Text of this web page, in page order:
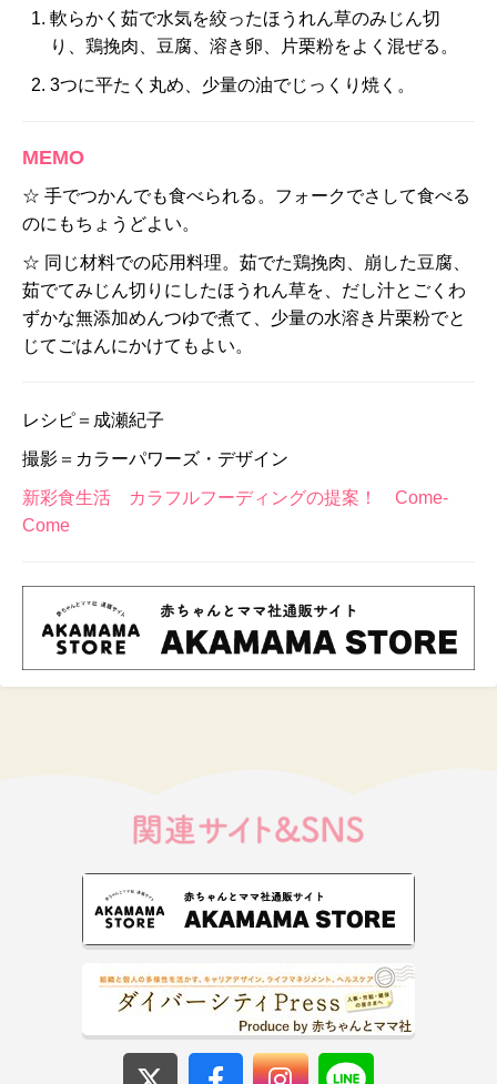
軟らかく茹で水気を絞ったほうれん草のみじん切
り、鶏挽肉、豆腐、溶き卵、片栗粉をよく混ぜる。
3つに平たく丸め、少量の油でじっくり焼く。
MEMO
☆ 手でつかんでも食べられる。フォークでさして食べる
のにもちょうどよい。
☆ 同じ材料での応用料理。茹でた鶏挽肉、崩した豆腐、
茹でてみじん切りにしたほうれん草を、だし汁とごくわ
ずかな無添加めんつゆで煮て、少量の水溶き片栗粉でと
じてごはんにかけてもよい。
レシピ＝成瀬紀子
撮影＝カラーパワーズ・デザイン
新彩食生活 カラフルフーディングの提案！ Come-
Come